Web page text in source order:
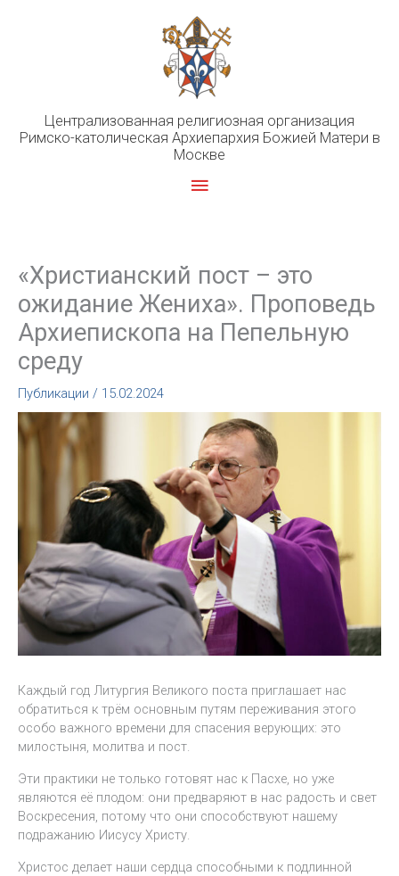
Централизованная религиозная организация
Римско-католическая Архиепархия Божией Матери в
Москве
Главное
«Христианский пост – это
ожидание Жениха». Проповедь
Архиепископа на Пепельную
среду
Публикации / 15.02.2024
Каждый год Литургия Великого поста приглашает нас
обратиться к трём основным путям переживания этого
особо важного времени для спасения верующих: это
милостыня, молитва и пост.
Эти практики не только готовят нас к Пасхе, но уже
являются её плодом: они предваряют в нас радость и свет
Воскресения, потому что они способствуют нашему
подражанию Иисусу Христу.
Христос делает наши сердца способными к подлинной